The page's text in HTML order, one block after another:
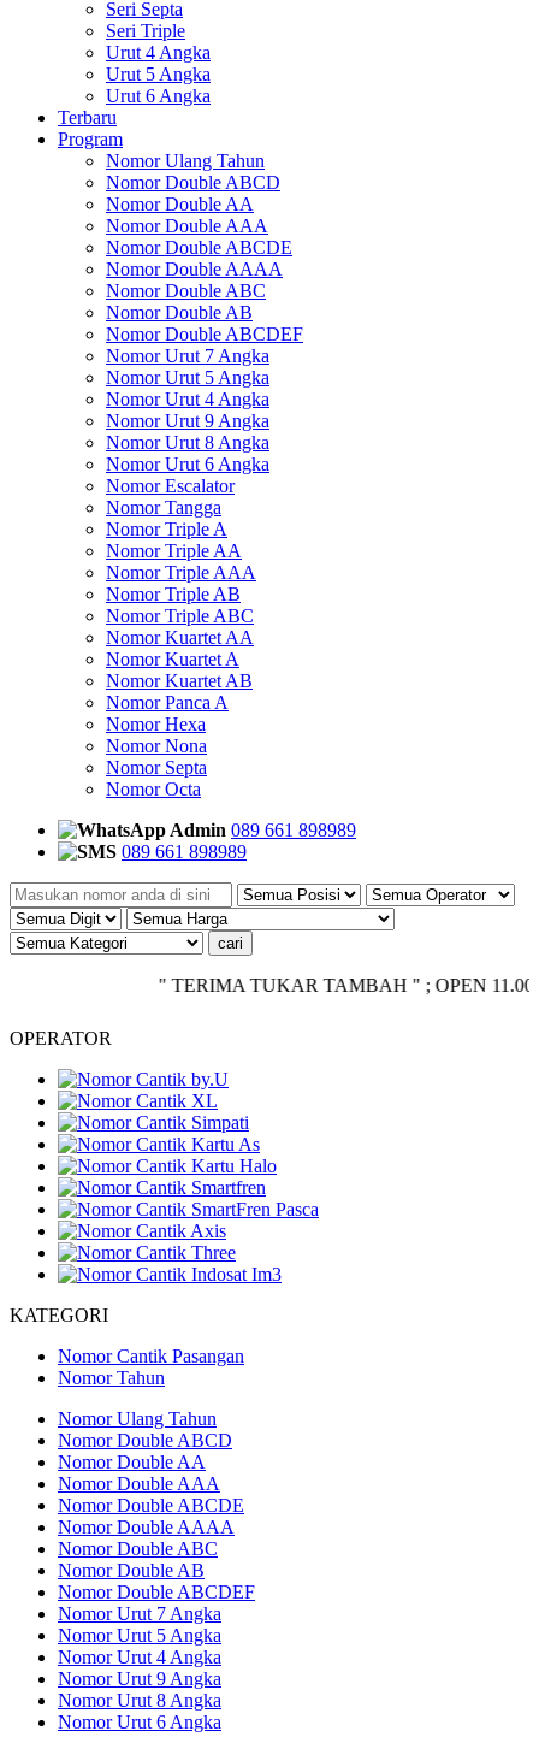
Seri Septa
Seri Triple
Urut 4 Angka
Urut 5 Angka
Urut 6 Angka
Terbaru
Program
Nomor Ulang Tahun
Nomor Double ABCD
Nomor Double AA
Nomor Double AAA
Nomor Double ABCDE
Nomor Double AAAA
Nomor Double ABC
Nomor Double AB
Nomor Double ABCDEF
Nomor Urut 7 Angka
Nomor Urut 5 Angka
Nomor Urut 4 Angka
Nomor Urut 9 Angka
Nomor Urut 8 Angka
Nomor Urut 6 Angka
Nomor Escalator
Nomor Tangga
Nomor Triple A
Nomor Triple AA
Nomor Triple AAA
Nomor Triple AB
Nomor Triple ABC
Nomor Kuartet AA
Nomor Kuartet A
Nomor Kuartet AB
Nomor Panca A
Nomor Hexa
Nomor Nona
Nomor Septa
Nomor Octa
Admin 089 661 898989
089 661 898989
" TERIMA TUKAR TAMBAH " ; OPEN 11.00 -
OPERATOR
KATEGORI
Nomor Cantik Pasangan
Nomor Tahun
Nomor Ulang Tahun
Nomor Double ABCD
Nomor Double AA
Nomor Double AAA
Nomor Double ABCDE
Nomor Double AAAA
Nomor Double ABC
Nomor Double AB
Nomor Double ABCDEF
Nomor Urut 7 Angka
Nomor Urut 5 Angka
Nomor Urut 4 Angka
Nomor Urut 9 Angka
Nomor Urut 8 Angka
Nomor Urut 6 Angka